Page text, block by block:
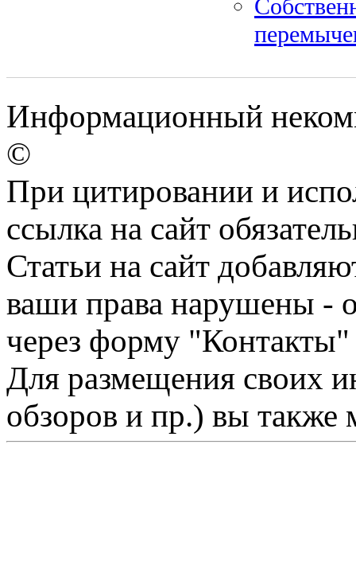
Информационный
©
При цитировании и
ссылка на сайт
Статьи на сайт
ваши права нарушены -
через форму "Контакты"
Для размещения своих
обзоров и пр.) вы также